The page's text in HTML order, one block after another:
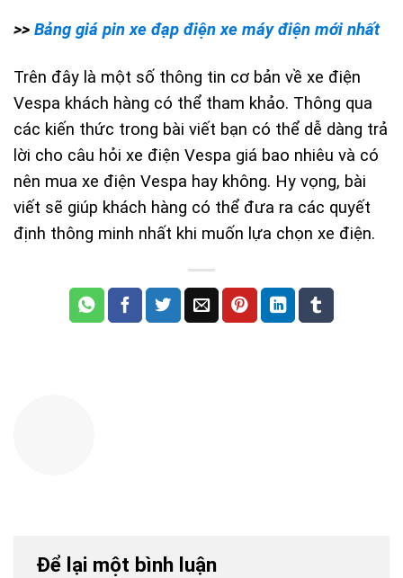
>> Bảng giá pin xe đạp điện xe máy điện mới nhất
Trên đây là một số thông tin cơ bản về xe điện
Vespa khách hàng có thể tham khảo. Thông qua
các kiến thức trong bài viết bạn có thể dễ dàng trả
lời cho câu hỏi xe điện Vespa giá bao nhiêu và có
nên mua xe điện Vespa hay không. Hy vọng, bài
viết sẽ giúp khách hàng có thể đưa ra các quyết
định thông minh nhất khi muốn lựa chọn xe điện.
Để lại một bình luận